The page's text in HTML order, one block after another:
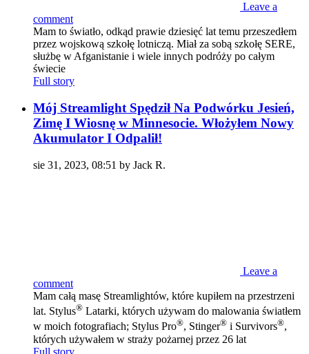
Leave a
comment
Mam to światło, odkąd prawie dziesięć lat temu przeszedłem
przez wojskową szkołę lotniczą. Miał za sobą szkołę SERE,
służbę w Afganistanie i wiele innych podróży po całym
świecie
Full story
Mój Streamlight Spędził Na Podwórku Jesień,
Zimę I Wiosnę w Minnesocie. Włożyłem Nowy
Akumulator I Odpalił!
sie 31, 2023, 08:51 by Jack R.
Leave a
comment
Mam całą masę Streamlightów, które kupiłem na przestrzeni
lat. Stylus® Latarki, których używam do malowania światłem
w moich fotografiach; Stylus Pro®, Stinger® i Survivors®,
których używałem w straży pożarnej przez 26 lat
Full story